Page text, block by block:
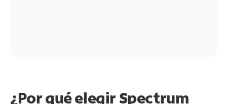
¿Por qué elegir Spectrum